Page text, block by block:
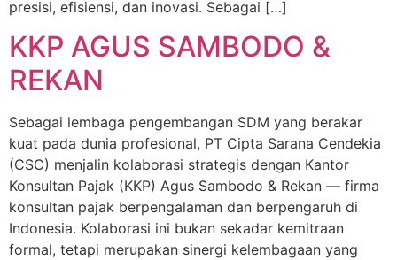
presisi, efisiensi, dan inovasi. Sebagai […]
KKP AGUS SAMBODO &
REKAN
Sebagai lembaga pengembangan SDM yang berakar
kuat pada dunia profesional, PT Cipta Sarana Cendekia
(CSC) menjalin kolaborasi strategis dengan Kantor
Konsultan Pajak (KKP) Agus Sambodo & Rekan — firma
konsultan pajak berpengalaman dan berpengaruh di
Indonesia. Kolaborasi ini bukan sekadar kemitraan
formal, tetapi merupakan sinergi kelembagaan yang